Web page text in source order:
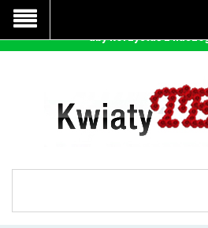
Nasza strona korzysta z cookies -
prawidłowego działania.
aby korzystać z